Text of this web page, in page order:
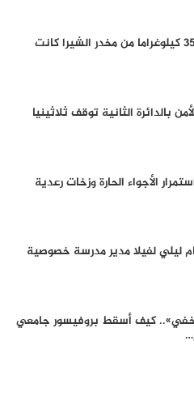
إحباط تهريب 350 كيلوغراما من مخدر الشيرا كانت
بالدائرة الثانية توقف ثلاثينيا
الأجواء الحارة وزخات رعدية
ليلي لفيلا مدير مدرسة خصوصية
كيف أسقط بروفيسور جامعي